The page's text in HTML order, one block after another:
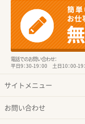
電話でのお問い合わせ：
平日9：30-19：00 土日10：00-19
サイトメニュー
お問い合わせ